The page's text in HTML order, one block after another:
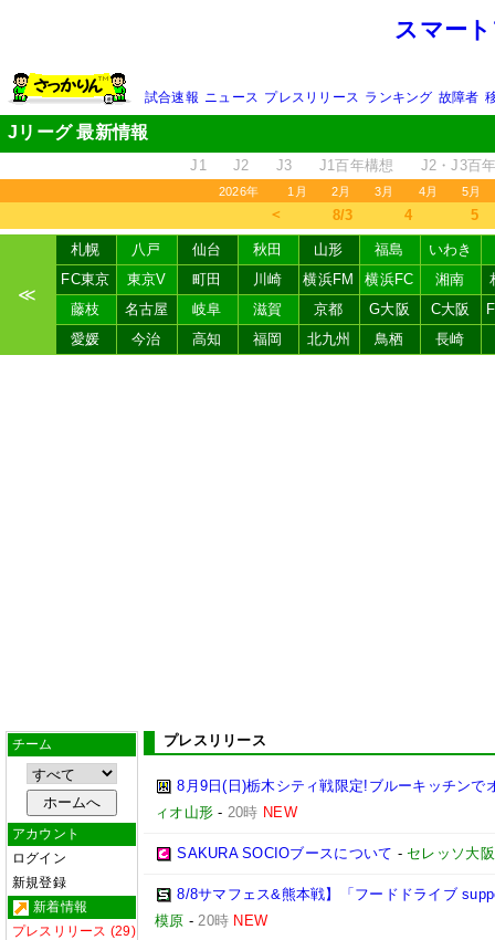
スマー
試合速報 ニュース プレスリリース ランキング 故障者
Jリーグ 最新情報
J1 J2 J3 J1百年構想 J2・J3百
2026年 1月 2月 3月 4月 5月
＜ 8/3 4 5
≪
札幌 八戸 仙台 秋田 山形 福島
いわき
FC東京
東京V 町田 川崎 横浜FM 横浜FC 湘南
藤枝
名古屋 岐阜 滋賀 京都 G大阪 C大阪
愛媛
今治 高知 福岡 北九州 鳥栖 長崎
チーム
アカウント
ログイン
新規登録
新着情報
プレスリリース (29)
プレスリリース
8月9日(日)栃木シティ戦限定!ブルーキッチンで
ィオ山形 - 20時 NEW
SAKURA SOCIOブースについて - セレッソ大阪
8/8サマフェス&熊本戦】「フードドライブ
模原 -20時 NEW